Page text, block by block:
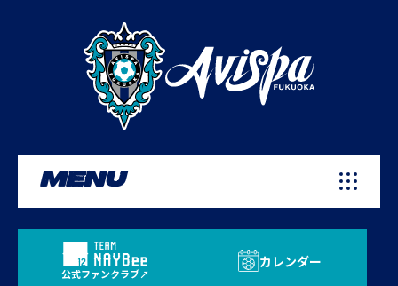
MENU
公式ファンクラブ
カレンダー